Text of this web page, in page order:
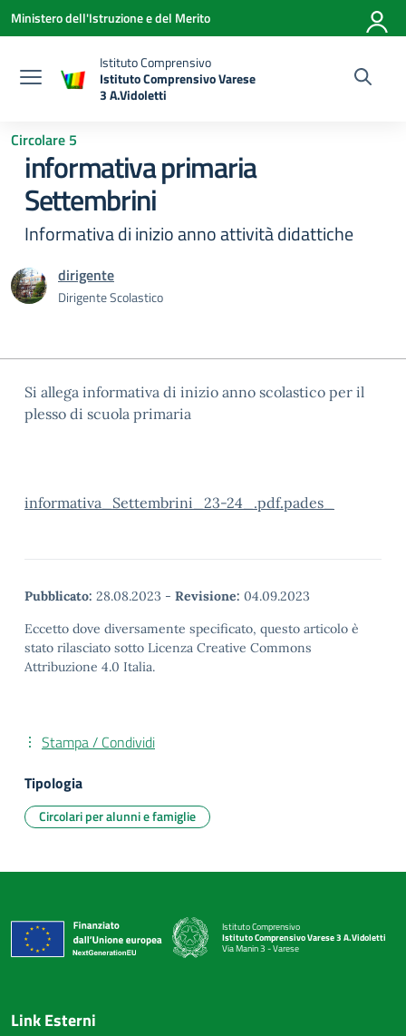
Vai ai contenuti
Vai al menu di navigazione
Vai al footer
Ministero dell'Istruzione e del Merito
Istituto Comprensivo
Istituto Comprensivo Varese
3 A.Vidoletti
Circolare 5
informativa primaria
Settembrini
Informativa di inizio anno attività didattiche
dirigente
Dirigente Scolastico
Si allega informativa di inizio anno scolastico per il
plesso di scuola primaria
informativa_Settembrini_23-24_.pdf.pades_
Pubblicato: 28.08.2023 - Revisione: 04.09.2023
Eccetto dove diversamente specificato, questo articolo è
stato rilasciato sotto Licenza Creative Commons
Attribuzione 4.0 Italia.
Stampa / Condividi
Tipologia
Circolari per alunni e famiglie
Istituto Comprensivo
Istituto Comprensivo Varese 3 A.Vidoletti
Via Manin 3 - Varese
Link Esterni